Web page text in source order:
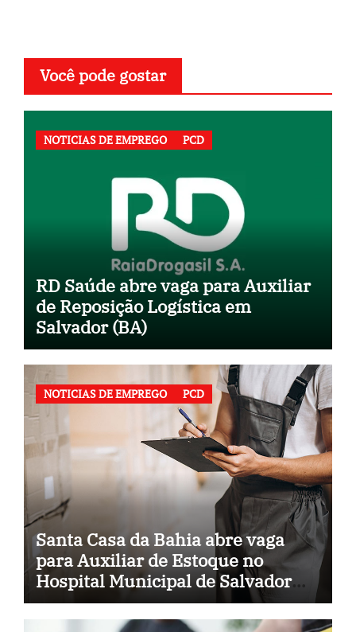
Você pode gostar
NOTICIAS DE EMPREGO PCD
RD Saúde abre vaga para Auxiliar
de Reposição Logística em
Salvador (BA)
NOTICIAS DE EMPREGO PCD
Santa Casa da Bahia abre vaga
para Auxiliar de Estoque no
Hospital Municipal de Salvador
(BA)